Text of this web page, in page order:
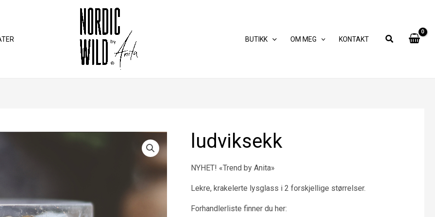
BUTIKK OM MEG KONTAKT
ludviksekk
NYHET! «Trend by Anita»
Lekre, krakelerte lysglass i 2 forskjellige størrelser.
Forhandlerliste finner du her: